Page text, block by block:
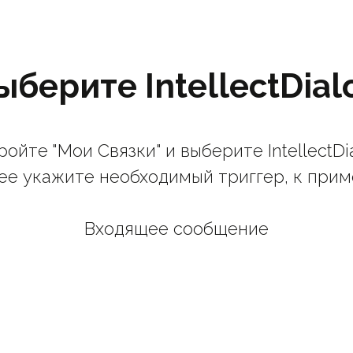
"Мои Связки" и выберите
укажите необходимый триггер, к
Входящее сообщение